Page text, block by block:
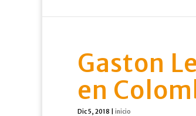
Gaston
en
Dic 5, 2018 inicio